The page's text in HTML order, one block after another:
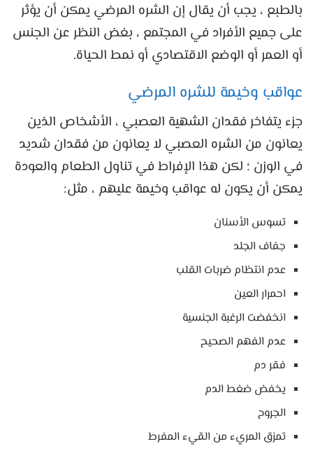
بالطبع ، يجب أن يقال إن الشره المرضي يمكن أن يؤثر
على جميع الأفراد في المجتمع ، بغض النظر عن الجنس
أو العمر أو الوضع الاقتصادي أو نمط الحياة.
عواقب وخيمة للشره المرضي
جزء يتفاخر فقدان الشهية العصبي ، الأشخاص الذين
يعانون من الشره العصبي لا يعانون من فقدان شديد
في الوزن ؛ لكن هذا الإفراط في تناول الطعام والعودة
يمكن أن يكون له عواقب وخيمة عليهم ، مثل:
تسوس الأسنان
جفاف الجلد
عدم انتظام ضربات القلب
احمرار العين
انخفضت الرغبة الجنسية
عدم الفهم الصحيح
فقر دم
يخفض ضغط الدم
الجروح
تمزق المريء من القيء المفرط